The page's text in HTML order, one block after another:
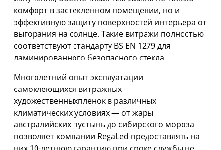
комфорт в застекленном помещении, но и
эффективную защиту поверхностей интерьера от
выгорания на солнце. Такие витражи полностью
соответствуют стандарту BS EN 1279 для
ламинированного безопасного стекла.
Многолетний опыт эксплуатации
самоклеющихся витражных
художественныхпленок в различных
климатических условиях — от жары
австралийских пустынь до сибирского мороза
позволяет компании RegaLed предоставлять на